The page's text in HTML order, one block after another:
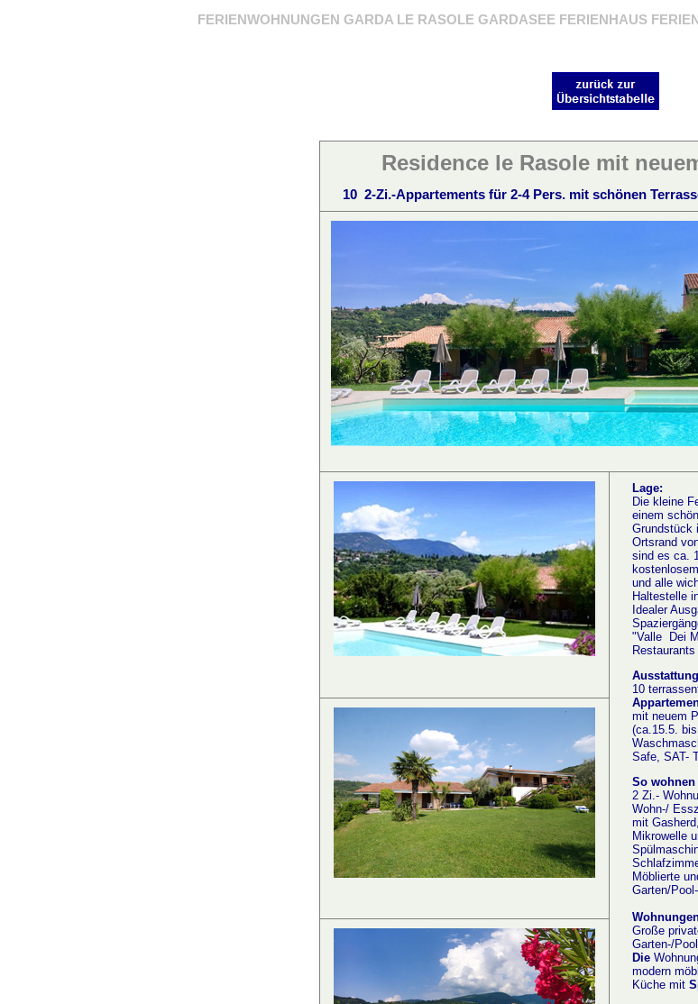
FERIENWOHNUNGEN GARDA LE RASOLE GARDASEE FERIENHAUS
Residence le Rasole mit
10 2-Zi.-Appartements für 2-4 Pers. mit schönen
Lage:
Die kleine
einem
Grundstück
Ortsrand
sind es ca.
und alle
Haltestelle
Idealer
"Valle Dei
10
mit neuem
(ca.15.5.
Safe, SAT-
So wohnen
2 Zi.-
Wohn-/
mit
Mikrowelle
Möblierte
Garten/
Große
Garten-/
Die
modern
Küche mit